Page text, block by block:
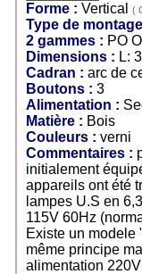
Forme : Vertical (
Type de
2 gammes :
Dimensions : L:
Cadran : arc de
Boutons : 3
Alimentation :
Matière : Bois
Couleurs : verni
Commentaires :
initialement
appareils ont été
lampes U.S en
115V 60Hz
Existe un modele
même principe
alimentation